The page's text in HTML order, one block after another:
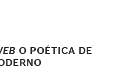
O POÉTICA DE